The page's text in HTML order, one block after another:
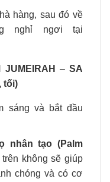
hàng, sau đó về
nghỉ ngơi tại
JUMEIRAH –SA
tối)
sáng và bắt đầu
nhân tạo (Palm
không sẽ giúp
chóng và có cơ